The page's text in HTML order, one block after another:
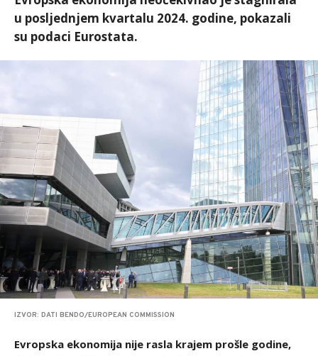
u posljednjem kvartalu 2024. godine, pokazali
su podaci Eurostata.
IZVOR: DATI BENDO/EUROPEAN COMMISSION
Evropska ekonomija nije rasla krajem prošle godine,